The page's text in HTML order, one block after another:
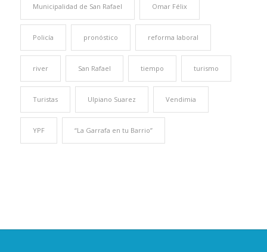
Municipalidad de San Rafael Omar Félix
Policía pronóstico reforma laboral
river San Rafael tiempo turismo
Turistas Ulpiano Suarez Vendimia
YPF “La Garrafa en tu Barrio”